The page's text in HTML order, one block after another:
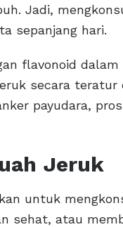
Jadi,
sepanjang hari.
flavonoid
secara
payudara,
Jeruk
untuk
sehat, atau